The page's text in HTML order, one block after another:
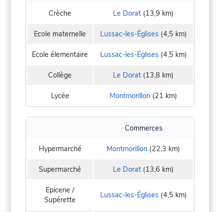
Crèche Le Dorat (13,9 km)
Ecole maternelle Lussac-les-Églises(4,5 km)
Ecole élementaire Lussac-les-Églises(4,5 km)
Collège Le Dorat (13,8 km)
Lycée Montmorillon (21 km)
Commerces
Hypermarché Montmorillon (22,3 km)
Supermarché Le Dorat (13,6 km)
Epicerie /
Supérette
Lussac-les-Églises(4,5 km)